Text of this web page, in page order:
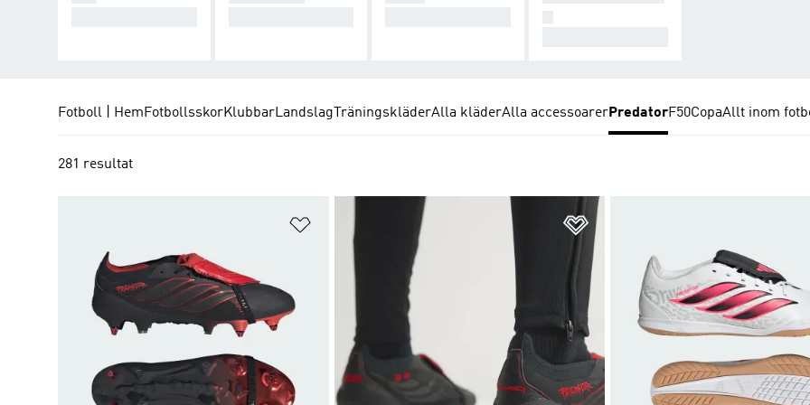
Fotboll | HemFotbollsskorKlubbarLandslagTräningskläderAlla kläderAlla accessoarerPredatorF50CopaAllt inom
281 resultat
Lägg till på önskelistan Lägg till på önskelistan